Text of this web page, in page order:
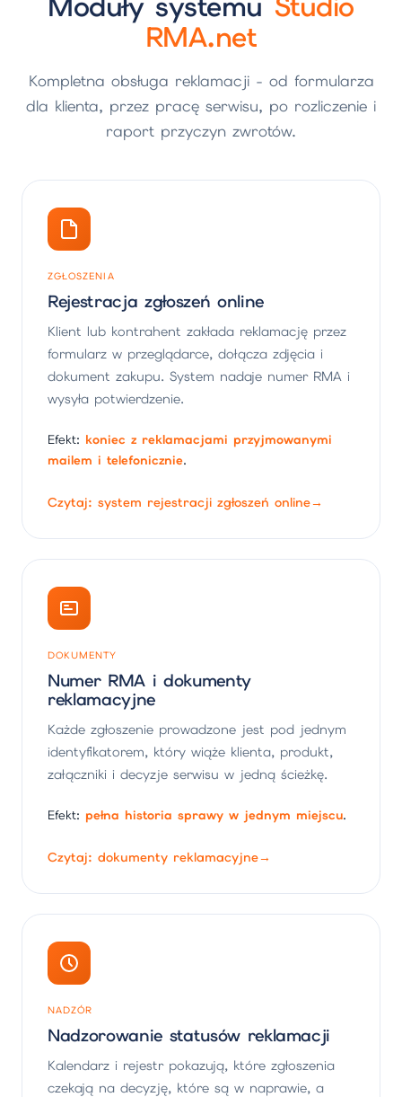
RMA.net
Kompletna obsługa reklamacji - od formularza
dla klienta, przez pracę serwisu, po rozliczenie i
raport przyczyn zwrotów.
ZGŁOSZENIA
Rejestracja zgłoszeń online
Klient lub kontrahent zakłada reklamację przez
formularz w przeglądarce, dołącza zdjęcia i
dokument zakupu. System nadaje numer RMA i
wysyła potwierdzenie.
Efekt: koniec z reklamacjami przyjmowanymi
mailem i telefonicznie.
Czytaj: system rejestracji zgłoszeń online→
DOKUMENTY
Numer RMA i dokumenty
reklamacyjne
Każde zgłoszenie prowadzone jest pod jednym
identyfikatorem, który wiąże klienta, produkt,
załączniki i decyzje serwisu w jedną ścieżkę.
Efekt: pełna historia sprawy w jednym miejscu.
Czytaj: dokumenty reklamacyjne→
NADZÓR
Nadzorowanie statusów reklamacji
Kalendarz i rejestr pokazują, które zgłoszenia
czekają na decyzję, które są w naprawie, a